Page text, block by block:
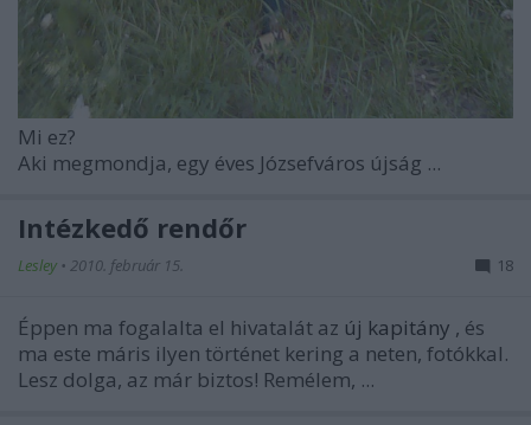
Mi ez?
Aki megmondja, egy éves Józsefváros újság ...
Intézkedő rendőr
Lesley • 2010. február 15. 18
Éppen ma fogalalta el hivatalát az új kapitány , és
ma este máris ilyen történet kering a neten, fotókkal.
Lesz dolga, az már biztos! Remélem, ...